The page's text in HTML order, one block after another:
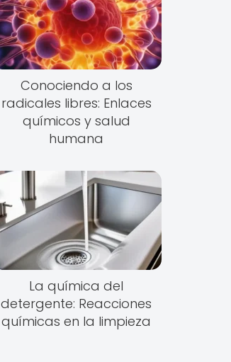
Conociendo a los
radicales libres: Enlaces
químicos y salud
humana
La química del
detergente: Reacciones
químicas en la limpieza